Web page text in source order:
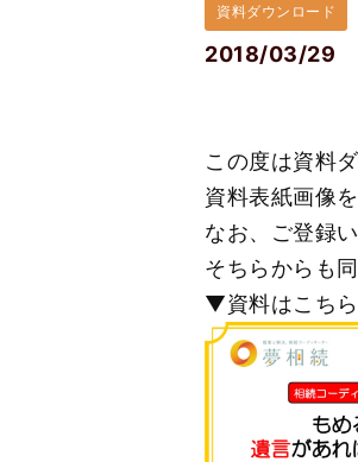
資料ダウンロード
2018/03/29
この度は資料
資料表紙画像
なお、
ご登録
そちらからも
▼資料はこちら